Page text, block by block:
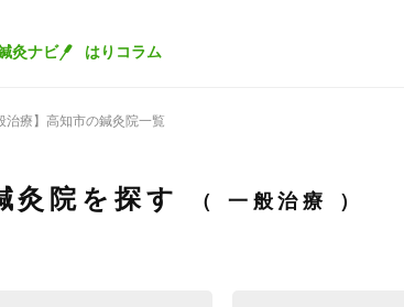
灸ナビ はりコラム
治療】高知市の鍼灸院一覧
灸院を探す 一般治療